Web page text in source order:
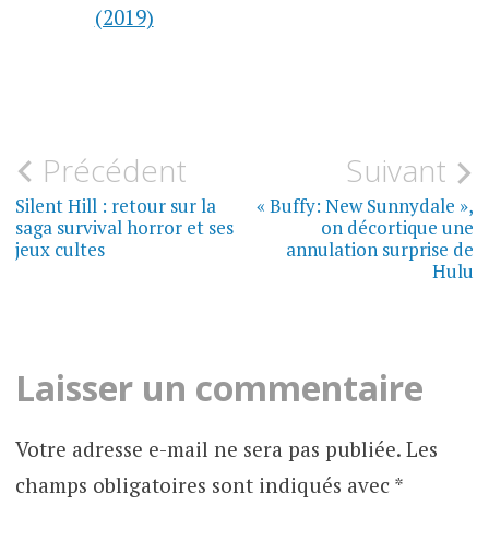
(2019)
LES
MICROFICTIONS
Navigation
de
l’article
Précédent
Silent Hill : retour sur la
saga survival horror et ses
jeux cultes
Suivant
« Buffy: New Sunnydale »,
on décortique une
annulation surprise de
Hulu
Laisser un commentaire
Votre adresse e-mail ne sera pas publiée. Les
champs obligatoires sont indiqués avec *